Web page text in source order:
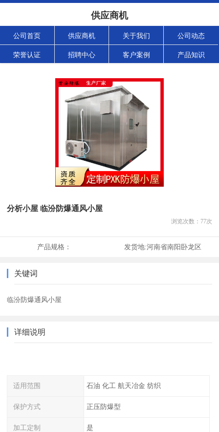
供应商机
公司首页 供应商机 关于我们 公司动态
荣誉认证 招聘中心 客户案例 产品知识
分析小屋 临汾防爆通风小屋
浏览次数： 77次
产品规格： 发货地:河南省南阳卧龙区
关键词
临汾防爆通风小屋
详细说明
适用范围 石油 化工 航天冶金 纺织
保护方式 正压防爆型
加工定制 是